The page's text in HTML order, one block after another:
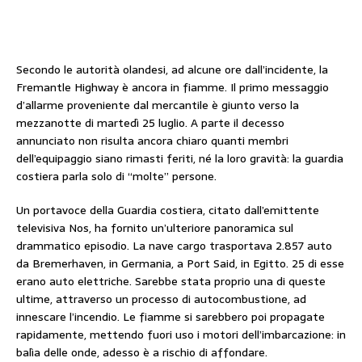
Secondo le autorità olandesi, ad alcune ore dall’incidente, la
Fremantle Highway è ancora in fiamme. Il primo messaggio
d’allarme proveniente dal mercantile è giunto verso la
mezzanotte di martedì 25 luglio. A parte il decesso
annunciato non risulta ancora chiaro quanti membri
dell’equipaggio siano rimasti feriti, né la loro gravità: la guardia
costiera parla solo di “molte” persone.
Un portavoce della Guardia costiera, citato dall’emittente
televisiva Nos, ha fornito un’ulteriore panoramica sul
drammatico episodio. La nave cargo trasportava 2.857 auto
da Bremerhaven, in Germania, a Port Said, in Egitto. 25 di esse
erano auto elettriche. Sarebbe stata proprio una di queste
ultime, attraverso un processo di autocombustione, ad
innescare l’incendio. Le fiamme si sarebbero poi propagate
rapidamente, mettendo fuori uso i motori dell’imbarcazione: in
balìa delle onde, adesso è a rischio di affondare.